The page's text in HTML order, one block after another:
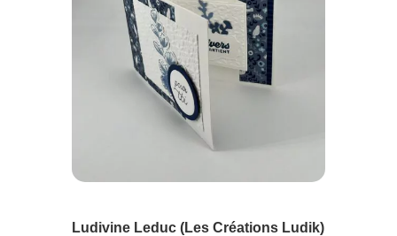
Ludivine Leduc (Les Créations Ludik)